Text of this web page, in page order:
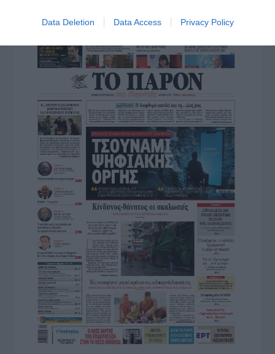
Data Deletion Data Access Privacy Policy
ΤΟ ΠΑΡΟΝ ΤΗΣ ΚΥΡΙΑΚΗΣ